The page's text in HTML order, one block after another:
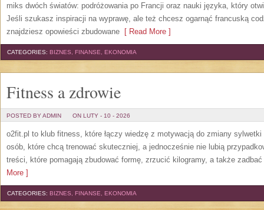
miks dwóch światów: podróżowania po Francji oraz nauki języka, który
Jeśli szukasz inspiracji na wyprawę, ale też chcesz ogarnąć francuską
znajdziesz opowieści zbudowane [ Read More ]
CATEGORIES: BIZNES, FINANSE, EKONOMIA
Fitness a zdrowie
POSTED BY ADMIN ON LUTY - 10 - 2026
o2fit.pl to klub fitness, które łączy wiedzę z motywacją do zmiany
osób, które chcą trenować skuteczniej, a jednocześnie nie lubią
treści, które pomagają zbudować formę, zrzucić kilogramy, a także
More ]
CATEGORIES: BIZNES, FINANSE, EKONOMIA